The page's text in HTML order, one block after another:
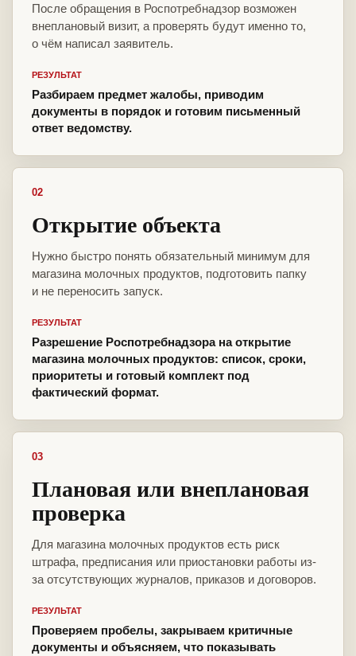
После обращения в Роспотребнадзор возможен
внеплановый визит, а проверять будут именно то,
о чём написал заявитель.
РЕЗУЛЬТАТ
Разбираем предмет жалобы, приводим
документы в порядок и готовим письменный
ответ ведомству.
02
Открытие объекта
Нужно быстро понять обязательный минимум для
магазина молочных продуктов, подготовить папку
и не переносить запуск.
РЕЗУЛЬТАТ
Разрешение Роспотребнадзора на открытие
магазина молочных продуктов: список, сроки,
приоритеты и готовый комплект под
фактический формат.
03
Плановая или внеплановая
проверка
Для магазина молочных продуктов есть риск
штрафа, предписания или приостановки работы из-
за отсутствующих журналов, приказов и договоров.
РЕЗУЛЬТАТ
Проверяем пробелы, закрываем критичные
документы и объясняем, что показывать